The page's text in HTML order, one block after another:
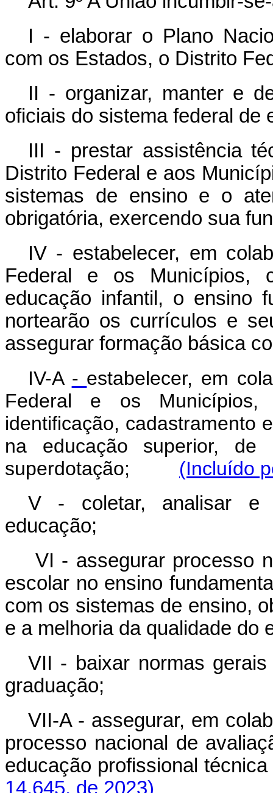
I - elaborar o Plano
com os Estados, o Distrito
II - organizar, manter e
oficiais do sistema federal de
III - prestar assistência
Distrito Federal e aos
sistemas de ensino e o
obrigatória, exercendo sua
IV - estabelecer, em
Federal e os Municípios,
educação infantil, o ensino
nortearão os currículos e
assegurar formação básica
IV-A - estabelecer, em
Federal e os Municípios,
identificação, cadastramento
na educação superior, de
superdotação; (Incluído
V - coletar, analisar e
educação;
VI - assegurar processo
escolar no ensino
com os sistemas de ensino,
e a melhoria da qualidade do
VII - baixar normas
graduação;
VII-A - assegurar, em
processo nacional de
educação profissional
14.645, de 2023)